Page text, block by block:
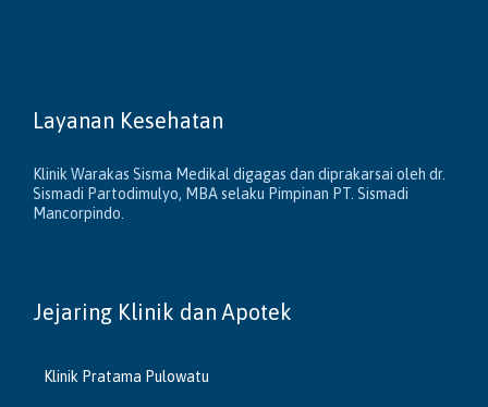
Layanan Kesehatan
Klinik Warakas Sisma Medikal digagas dan diprakarsai oleh dr.
Sismadi Partodimulyo, MBA selaku Pimpinan PT. Sismadi
Mancorpindo.
Jejaring Klinik dan Apotek
Klinik Pratama Pulowatu